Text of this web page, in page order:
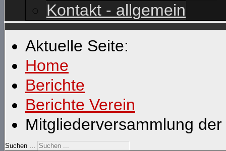
Kontakt - allgemein
Aktuelle Seite:
Home
Berichte
Berichte Verein
Mitgliederversammlung
Suchen ...